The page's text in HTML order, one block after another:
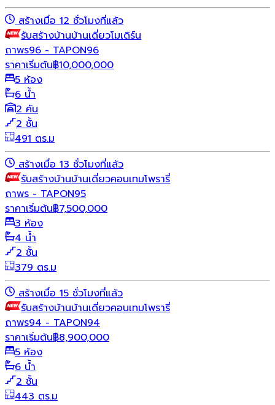
สร้างเมื่อ 12 ชั่วโมงที่แล้ว
รับสร้างบ้านบ้านเดี่ยวโมเดิร์น
ถาพร96 - TAPON96
ราคาเริ่มต้น฿10,000,000
5 ห้อง
6 น้ำ
2 คัน
2 ชั้น
491 ตร.ม
สร้างเมื่อ 13 ชั่วโมงที่แล้ว
รับสร้างบ้านบ้านเดี่ยวคอนเทมโพรารี่
ถาพร - TAPON95
ราคาเริ่มต้น฿7,500,000
3 ห้อง
4 น้ำ
2 ชั้น
379 ตร.ม
สร้างเมื่อ 15 ชั่วโมงที่แล้ว
รับสร้างบ้านบ้านเดี่ยวคอนเทมโพรารี่
ถาพร94 - TAPON94
ราคาเริ่มต้น฿8,900,000
5 ห้อง
6 น้ำ
2 ชั้น
443 ตร.ม